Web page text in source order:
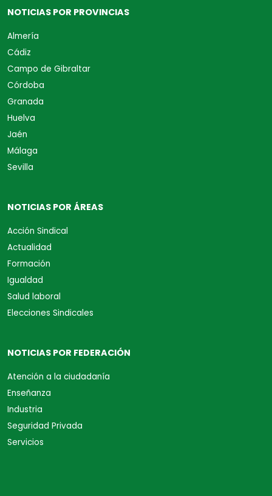
NOTICIAS POR PROVINCIAS
Almería
Cádiz
Campo de Gibraltar
Córdoba
Granada
Huelva
Jaén
Málaga
Sevilla
NOTICIAS POR ÁREAS
Acción Sindical
Actualidad
Formación
Igualdad
Salud laboral
Elecciones Sindicales
NOTICIAS POR FEDERACIÓN
Atención a la ciudadanía
Enseñanza
Industria
Seguridad Privada
Servicios